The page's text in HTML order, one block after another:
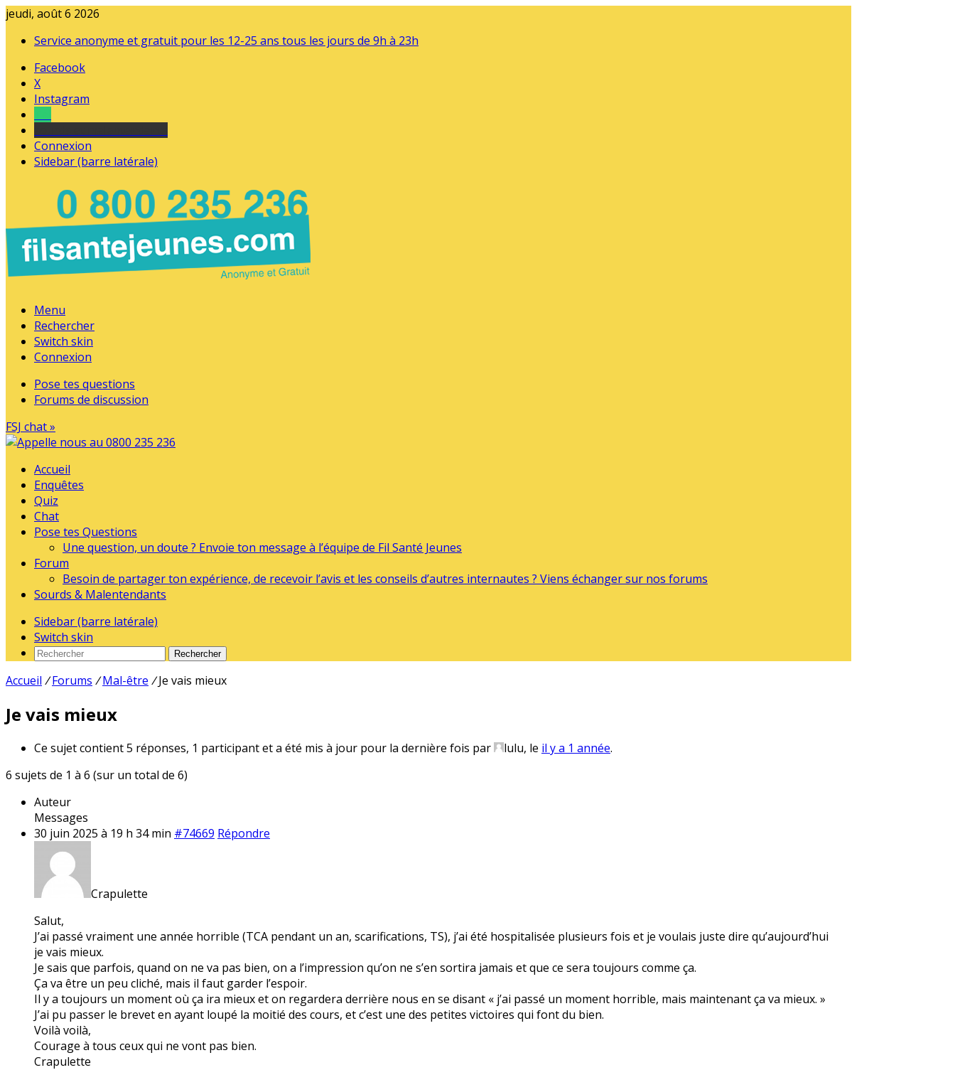
jeudi, août 6 2026
Service anonyme et gratuit pour les 12-25 ans tous les jours de 9h à 23h
Facebook
X
Instagram
Connexion
Sidebar (barre latérale)
Menu
Rechercher
Switch skin
Connexion
Pose tes questions
Forums de discussion
FSJ chat »
Accueil
Enquêtes
Quiz
Chat
Pose tes Questions
Une question, un doute ? Envoie ton message à l’équipe de Fil Santé Jeunes
Forum
Besoin de partager ton expérience, de recevoir l’avis et les conseils d’autres internautes ? Viens échanger sur nos forums
Sourds & Malentendants
Sidebar (barre latérale)
Switch skin
Rechercher
Accueil / Forums / Mal-être / Je vais mieux
Je vais mieux
Ce sujet contient 5 réponses, 1 participant et a été mis à jour pour la dernière fois par lulu, le il y a 1 année.
6 sujets de 1 à 6 (sur un total de 6)
Auteur
Messages
30 juin 2025 à 19 h 34 min #74669 Répondre
Crapulette
Salut,
J’ai passé vraiment une année horrible (TCA pendant un an, scarifications, TS), j’ai été hospitalisée plusieurs fois et je voulais juste dire qu’aujourd’hui
je vais mieux.
Je sais que parfois, quand on ne va pas bien, on a l’impression qu’on ne s’en sortira jamais et que ce sera toujours comme ça.
Ça va être un peu cliché, mais il faut garder l’espoir.
Il y a toujours un moment où ça ira mieux et on regardera derrière nous en se disant « j’ai passé un moment horrible, mais maintenant ça va mieux. »
J’ai pu passer le brevet en ayant loupé la moitié des cours, et c’est une des petites victoires qui font du bien.
Voilà voilà,
Courage à tous ceux qui ne vont pas bien.
Crapulette